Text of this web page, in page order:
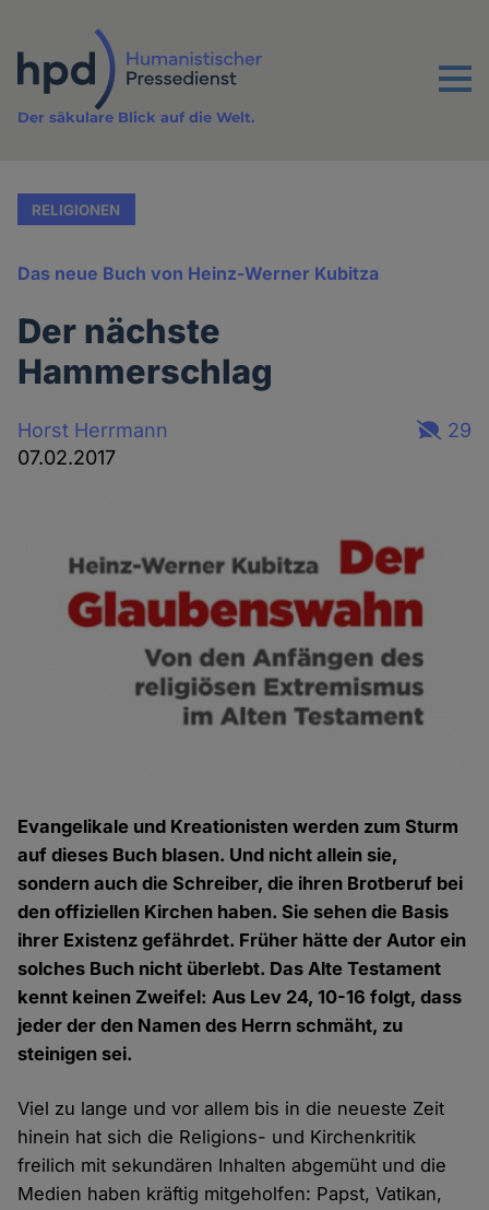
Inhalt
Menu
Der säkulare Blick auf die Welt.
RELIGIONEN
Das neue Buch von Heinz-Werner Kubitza
Der nächste
Hammerschlag
Horst Herrmann
07.02.2017
29
Evangelikale und Kreationisten werden zum Sturm
auf dieses Buch blasen. Und nicht allein sie,
sondern auch die Schreiber, die ihren Brotberuf bei
den offiziellen Kirchen haben. Sie sehen die Basis
ihrer Existenz gefährdet. Früher hätte der Autor ein
solches Buch nicht überlebt. Das Alte Testament
kennt keinen Zweifel: Aus Lev 24, 10-16 folgt, dass
jeder der den Namen des Herrn schmäht, zu
steinigen sei.
Viel zu lange und vor allem bis in die neueste Zeit
hinein hat sich die Religions- und Kirchenkritik
freilich mit sekundären Inhalten abgemüht und die
Medien haben kräftig mitgeholfen: Papst, Vatikan,